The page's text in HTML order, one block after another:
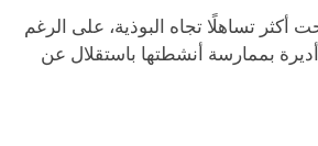
أكثر تساهلًا تجاه البوذية، على الرغم
بممارسة أنشطتها باستقلال عن